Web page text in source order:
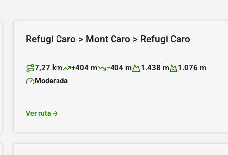
Refugi Caro > Mont Caro > Refugi Caro
Distancia:
7,27 km
Desnivel positivo:
+404 m
Desnivel negativo:
−404 m
Altitud máxima:
1.438 m
Altitud mínima:
1.076 m
Dificultad:
Moderada
Ver ruta